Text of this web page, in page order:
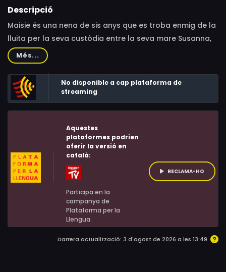
Corman, Paddy Croft, Emma Holzer, Nadia Gan, Breanna
Jessica Miano Kruel, Malachi Weir, Zachary Unger,
Thomas Pescod, Arianna Shirak, Robert C. Kirk, Nate
Lang, Shobhit Agarwal, Joel Marsh Garland, Sean
Gormley, Luke Forbes, Henry Helemen, Andrea Bordeaux,
Stephen Mailer, Harrison Nesbit, Evangelo Bousis, Bruce
Cannon, Cinna Vesterberg-Rosa, Valentine Aprile, Kevin
Cannon, James Colby, Henry Kelemen
Descripció
Maisie és una nena de sis anys que es troba enmig de la
lluita per la seva custòdia entre la seva mare Susanna,
una madura rockstar, i el seu pare, Beale, un important
marxant d’art.
Més...
No disponible a cap plataforma de
streaming
Aquestes
plataformes podrien
oferir la versió en
català:
Participa en la
campanya de
Plataforma per la
Llengua.
RECLAMA-HO
Darrera actualització: 3 d'agost de 2026 a les 13:49